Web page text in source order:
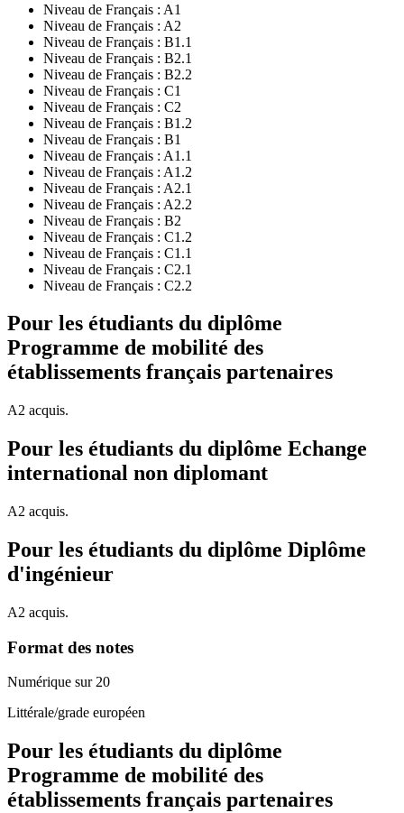
Niveau de Français : A1
Niveau de Français : A2
Niveau de Français : B1.1
Niveau de Français : B2.1
Niveau de Français : B2.2
Niveau de Français : C1
Niveau de Français : C2
Niveau de Français : B1.2
Niveau de Français : B1
Niveau de Français : A1.1
Niveau de Français : A1.2
Niveau de Français : A2.1
Niveau de Français : A2.2
Niveau de Français : B2
Niveau de Français : C1.2
Niveau de Français : C1.1
Niveau de Français : C2.1
Niveau de Français : C2.2
Pour les étudiants du diplôme
Programme de mobilité des
établissements français partenaires
A2 acquis.
Pour les étudiants du diplôme Echange
international non diplomant
A2 acquis.
Pour les étudiants du diplôme Diplôme
d'ingénieur
A2 acquis.
Format des notes
Numérique sur 20
Littérale/grade européen
Pour les étudiants du diplôme
Programme de mobilité des
établissements français partenaires